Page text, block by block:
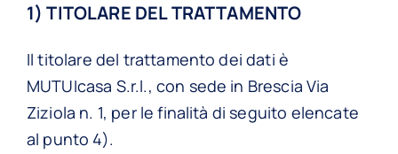
1) TITOLARE DEL TRATTAMENTO
Il titolare del trattamento dei dati è
MUTUIcasa S.r.l., con sede in Brescia Via
Ziziola n. 1, per le finalità di seguito elencate
al punto 4).